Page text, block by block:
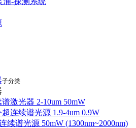
子分类
激光器 2-10um 50mW
连续谱光源 1.9-4um 0.9W
续谱光源 50mW (1300nm~2000nm)